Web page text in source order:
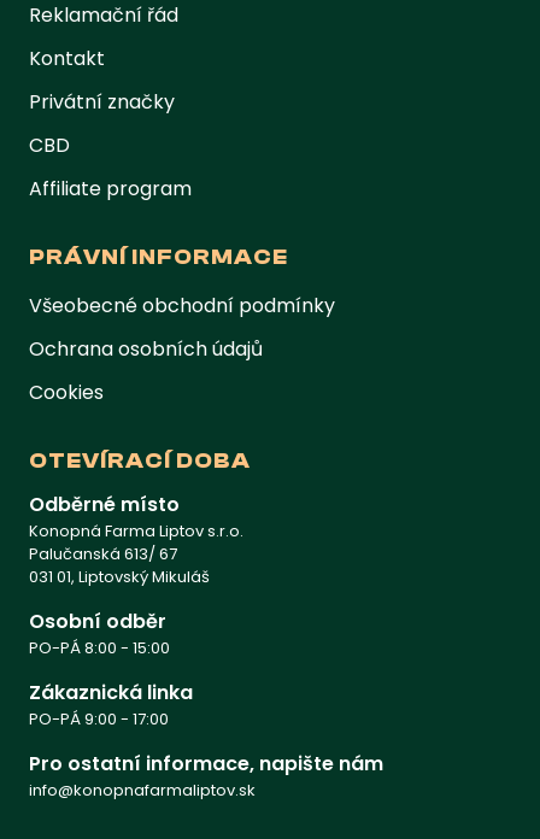
Reklamační řád
Kontakt
Privátní značky
CBD
Affiliate program
PRÁVNÍ INFORMACE
Všeobecné obchodní podmínky
Ochrana osobních údajů
Cookies
OTEVÍRACÍ DOBA
Odběrné místo
Konopná Farma Liptov s.r.o.
Palučanská 613/ 67
031 01, Liptovský Mikuláš
Osobní odběr
PO-PÁ 8:00 - 15:00
Zákaznická linka
PO-PÁ 9:00 - 17:00
Pro ostatní informace, napište nám
info@konopnafarmaliptov.sk